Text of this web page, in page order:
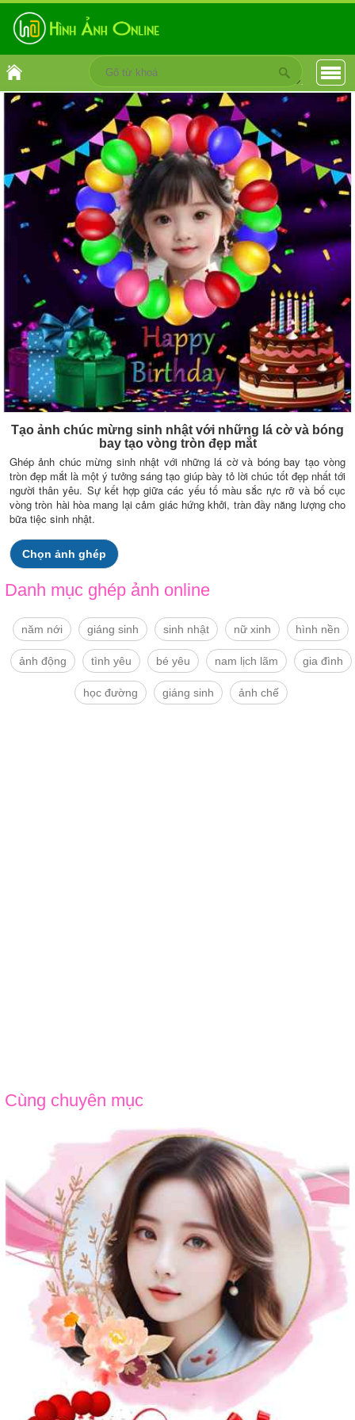
Tạo ảnh chúc mừng sinh nhật với những lá cờ và bóng
bay tạo vòng tròn đẹp mắt
Ghép ảnh chúc mừng sinh nhật với những lá cờ và bóng bay tạo vòng
tròn đẹp mắt là một ý tưởng sáng tạo giúp bày tỏ lời chúc tốt đẹp nhất tới
người thân yêu. Sự kết hợp giữa các yếu tố màu sắc rực rỡ và bố cục
vòng tròn hài hòa mang lại cảm giác hứng khởi, tràn đầy năng lượng cho
bữa tiệc sinh nhật.
Chọn ảnh ghép
Danh mục ghép ảnh online
năm nới giáng sinh sinh nhật nữ xinh hình nền
ảnh động tình yêu bé yêu nam lịch lãm gia đình
học đường giáng sinh ảnh chế
Cùng chuyên mục